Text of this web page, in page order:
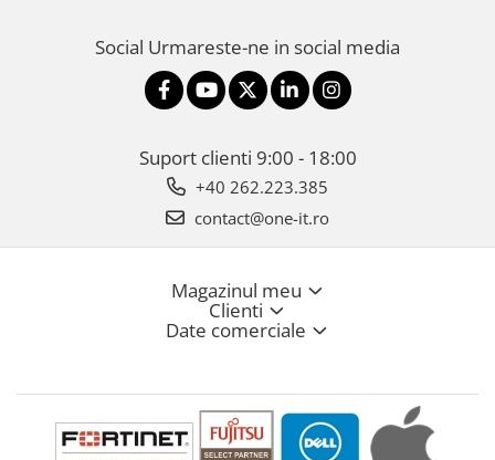
Social Urmareste-ne in social media
Suport clienti 9:00 - 18:00
+40 262.223.385
contact@one-it.ro
Magazinul meu
Clienti
Date comerciale